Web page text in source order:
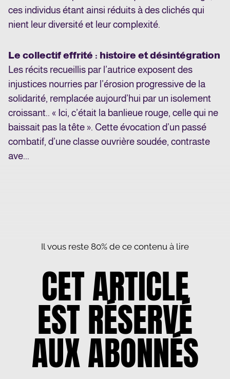
ces individus étant ainsi réduits à des clichés qui
nient leur diversité et leur complexité.
Le collectif effrité : histoire et désintégration
Les récits recueillis par l’autrice exposent des
injustices nourries par l’érosion progressive de la
solidarité, remplacée aujourd’hui par un isolement
croissant.. « Ici, c’était la banlieue rouge, celle qui ne
baissait pas la tête ». Cette évocation d’un passé
combatif, d’une classe ouvrière soudée, contraste
ave...
Il vous reste 80% de ce contenu à lire
CET ARTICLE
EST RÉSERVÉ
AUX ABONNÉS